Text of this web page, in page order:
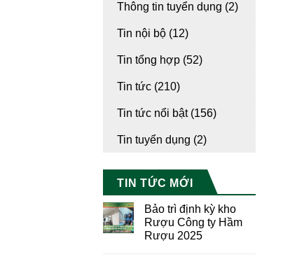
Thông tin tuyển dụng (2)
Tin nội bộ (12)
Tin tổng hợp (52)
Tin tức (210)
Tin tức nổi bật(156)
Tin tuyển dụng (2)
TIN TỨC MỚI
Bảo trì định kỳ kho
Rượu Công ty Hầm
Rượu 2025